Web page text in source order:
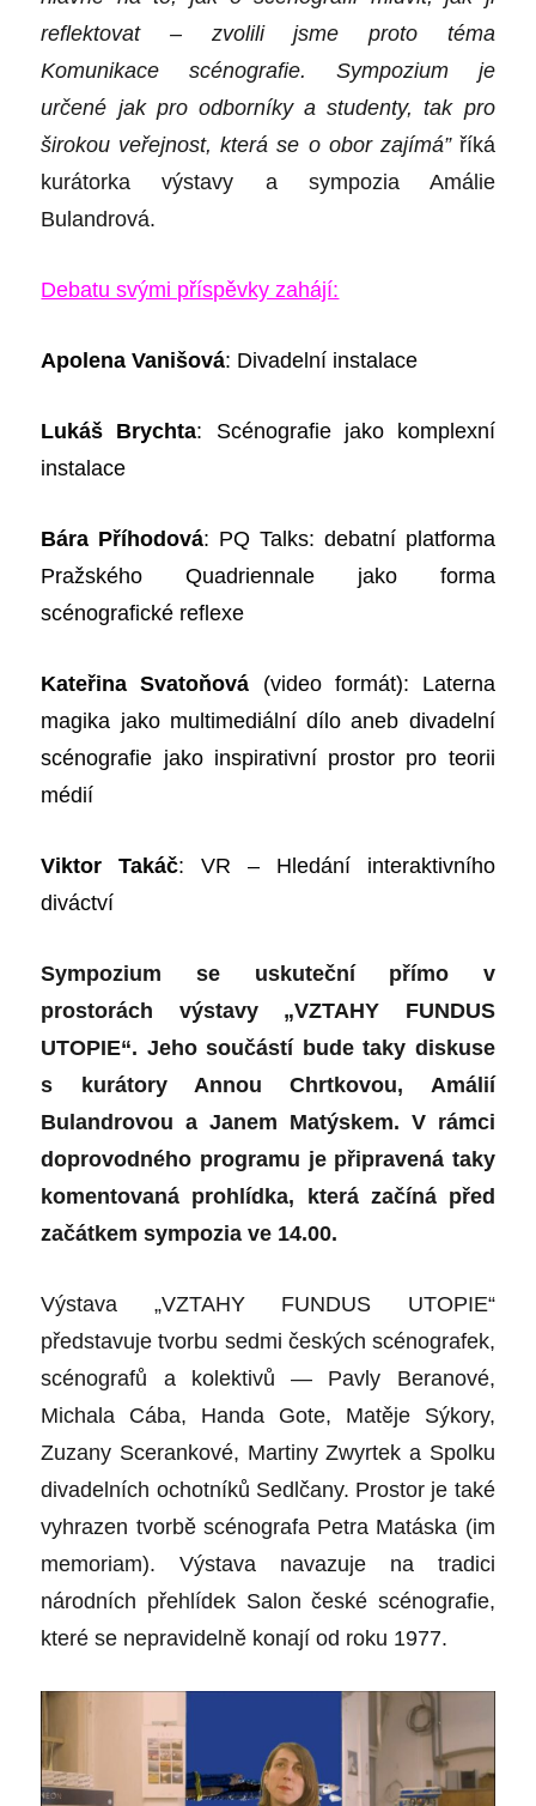
reflektovat – zvolili jsme proto téma
Komunikace scénografie. Sympozium je
určené jak pro odborníky a studenty, tak pro
širokou veřejnost, která se o obor zajímá”říká
kurátorka výstavy a sympozia Amálie
Bulandrová.
Debatu svými příspěvky zahájí:
Apolena Vanišová: Divadelní instalace
Lukáš Brychta: Scénografie jako komplexní
instalace
Bára Příhodová: PQ Talks: debatní platforma
Pražského Quadriennale jako forma
scénografické reflexe
Kateřina Svatoňová (video formát): Laterna
magika jako multimediální dílo aneb divadelní
scénografie jako inspirativní prostor pro teorii
médií
Viktor Takáč: VR – Hledání interaktivního
diváctví
Sympozium se uskuteční přímo v
prostorách výstavy„VZTAHY FUNDUS
UTOPIE“. Jehosoučástí bude taky diskuse
s kurátory Annou Chrtkovou, Amálií
Bulandrovou a Janem Matýskem. V rámci
doprovodného programu je připravená taky
komentovaná prohlídka, která začíná před
začátkem sympozia ve 14.00.
Výstava „VZTAHY FUNDUS UTOPIE“
představuje tvorbu sedmi českých scénografek,
scénografů a kolektivů — Pavly Beranové,
Michala Cába, Handa Gote, Matěje Sýkory,
Zuzany Scerankové, Martiny Zwyrtek a Spolku
divadelních ochotníků Sedlčany. Prostor je také
vyhrazen tvorbě scénografa Petra Matáska (im
memoriam). Výstava navazuje na tradici
národních přehlídek Salon české scénografie,
které se nepravidelně konají od roku 1977.